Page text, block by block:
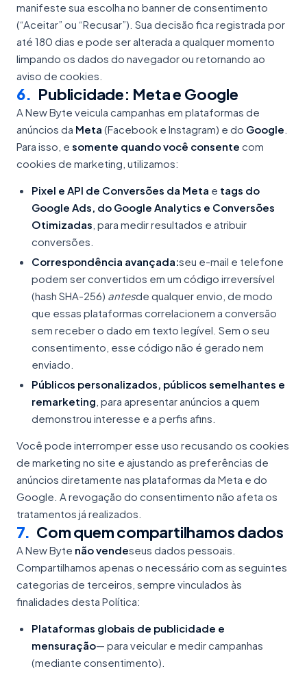
manifeste sua escolha no banner de consentimento
(“Aceitar” ou “Recusar”). Sua decisão fica registrada por
até 180 dias e pode ser alterada a qualquer momento
limpando os dados do navegador ou retornando ao
aviso de cookies.
6. Publicidade: Meta e Google
A New Byte veicula campanhas em plataformas de
anúncios da Meta (Facebook e Instagram) e do Google
Para isso, e somente quando você consente com
cookies de marketing, utilizamos:
Pixel e API de Conversões da Meta e tags do
Google Ads, do Google Analytics e Conversões
Otimizadas , para medir resultados e atribuir
conversões.
Correspondência avançada:seu e-mail e telefone
podem ser convertidos em um código irreversível
(hash SHA-256) antesde qualquer envio, de modo
que essas plataformas correlacionem a conversão
sem receber o dado em texto legível. Sem o seu
consentimento, esse código não é gerado nem
enviado.
Públicos personalizados, públicos semelhantes e
remarketing , para apresentar anúncios a quem
demonstrou interesse e a perfis afins.
Você pode interromper esse uso recusando os cookies
de marketing no site e ajustando as preferências de
anúncios diretamente nas plataformas da Meta e do
Google. A revogação do consentimento não afeta os
tratamentos já realizados.
7. Com quem compartilhamos dados
A New Byte não vendeseus dados pessoais.
Compartilhamos apenas o necessário com as seguintes
categorias de terceiros, sempre vinculados às
finalidades desta Política:
Plataformas globais de publicidade e
mensuração— para veicular e medir campanhas
(mediante consentimento).